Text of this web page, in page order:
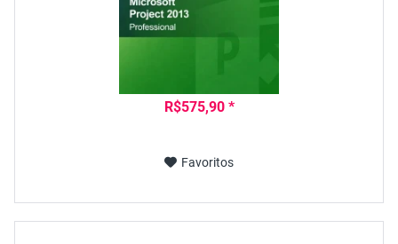
R$575,90 *
Favoritos